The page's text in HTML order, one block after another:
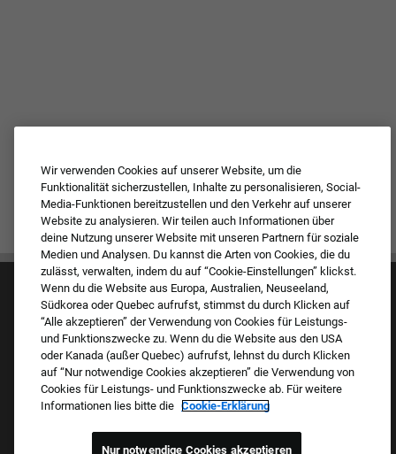
Kultur & Werte
Unsere Marken
Unternehmen
FAQ – Häufig gestellte Fragen
Wir verwenden Cookies auf unserer Website, um die
Funktionalität sicherzustellen, Inhalte zu personalisieren, Social-
Media-Funktionen bereitzustellen und den Verkehr auf unserer
Website zu analysieren. Wir teilen auch Informationen über
deine Nutzung unserer Website mit unseren Partnern für soziale
Medien und Analysen. Du kannst die Arten von Cookies, die du
zulässt, verwalten, indem du auf “Cookie-Einstellungen” klickst.
Wenn du die Website aus Europa, Australien, Neuseeland,
Südkorea oder Quebec aufrufst, stimmst du durch Klicken auf
“Alle akzeptieren” der Verwendung von Cookies für Leistungs-
und Funktionszwecke zu. Wenn du die Website aus den USA
oder Kanada (außer Quebec) aufrufst, lehnst du durch Klicken
auf “Nur notwendige Cookies akzeptieren” die Verwendung von
Cookies für Leistungs- und Funktionszwecke ab. Für weitere
Informationen lies bitte die Cookie-Erklärung
Nur notwendige Cookies akzeptieren